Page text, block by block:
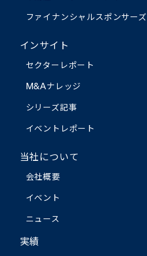
ファイナンシャルスポンサーズ
インサイト
セクターレポート
M&Aナレッジ
シリーズ記事
イベントレポート
当社について
会社概要
イベント
ニュース
実績